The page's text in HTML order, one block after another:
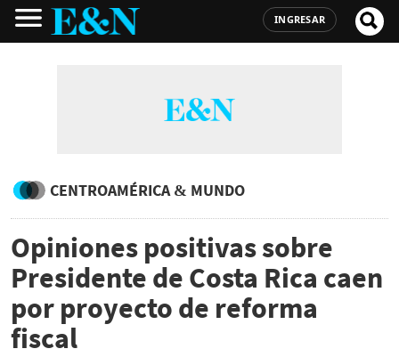
INGRESAR
CENTROAMÉRICA & MUNDO
Opiniones positivas sobre
Presidente de Costa Rica caen
por proyecto de reforma
fiscal